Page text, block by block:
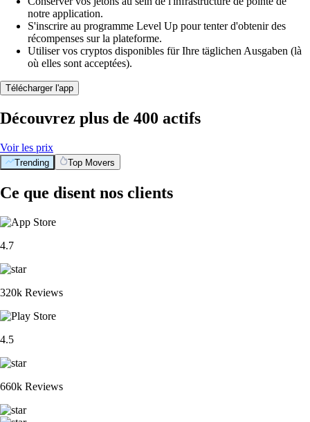
notre application.
S'inscrire au programme Level Up pour tenter d'obtenir des
récompenses sur la plateforme.
Utiliser vos cryptos disponibles für Ihre täglichen Ausgaben (là
où elles sont acceptées).
Télécharger l'app
Découvrez plus de 400 actifs
Voir les prix
Trending Top Movers
Ce que disent nos clients
4.7
320k Reviews
4.5
660k Reviews